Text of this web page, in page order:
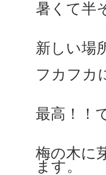
暑くて半
新しい場
フカフカ
最高！！
梅の木に
ます。